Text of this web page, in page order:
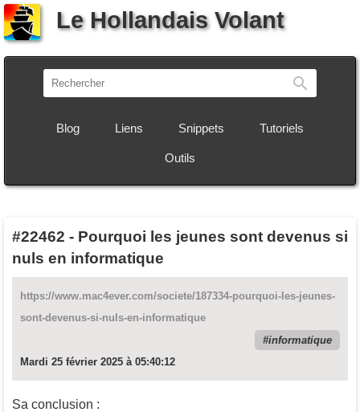
Le Hollandais Volant
Blog Liens Snippets Tutoriels
Outils
#22462 - Pourquoi les jeunes sont devenus si
nuls en informatique
https://www.mac4ever.com/societe/187334-pourquoi-les-jeunes-
sont-devenus-si-nuls-en-informatique
informatique
Mardi 25 février 2025 à 05:40:12
Sa conclusion :